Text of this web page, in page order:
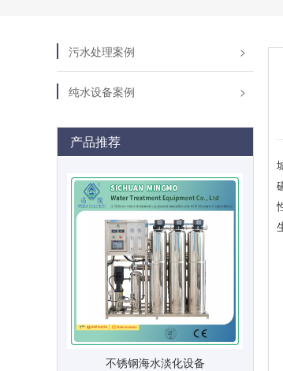
污水处理案例
纯水设备案例
产品推荐
不锈钢海水淡化设备